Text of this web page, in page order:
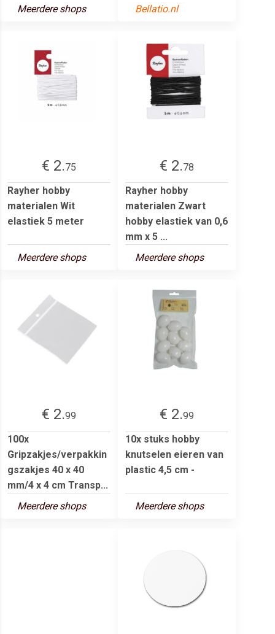
Meerdere shops
Bellatio.nl
€ 2.75
Rayher hobby
materialen Wit
elastiek 5 meter
Meerdere shops
€ 2.78
Rayher hobby
materialen Zwart
hobby elastiek van 0,6
mm x 5 ...
Meerdere shops
€ 2.99
100x
Gripzakjes/verpakkin
gszakjes 40 x 40
mm/4 x 4 cm Transp...
Meerdere shops
€ 2.99
10x stuks hobby
knutselen eieren van
plastic 4,5 cm -
Meerdere shops